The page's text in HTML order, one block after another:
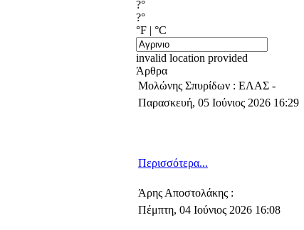
?°
?°
°F | °C
invalid location provided
Άρθρα
Μολώνης Σπυρίδων : ΕΛΑΣ -
Παρασκευή, 05 Ιούνιος 2026 16:29
Περισσότερα...
Άρης Αποστολάκης :
Πέμπτη, 04 Ιούνιος 2026 16:08